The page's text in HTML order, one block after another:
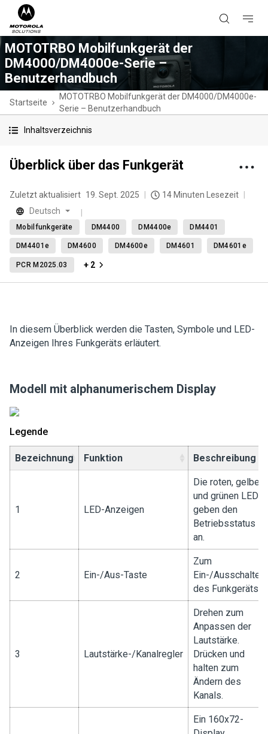
MOTOTRBO Mobilfunkgerät der
DM4000/DM4000e-Serie –
Benutzerhandbuch
Startseite
MOTOTRBO Mobilfunkgerät der DM4000/DM4000e-
Serie – Benutzerhandbuch
Inhaltsverzeichnis
Überblick über das Funkgerät
Zuletzt aktualisiert 19. Sept. 2025
14 Minuten Lesezeit
Deutsch
Mobilfunkgeräte DM4400 DM4400e DM4401
DM4401e DM4600 DM4600e DM4601 DM4601e
PCR M2025.03 + 2
In diesem Überblick werden die Tasten, Symbole und LED-
Anzeigen Ihres Funkgeräts erläutert.
Modell mit alphanumerischem Display
Legende
Bezeichnung Funktion Beschreibung
1 LED-Anzeigen
Die roten, gelben
und grünen LEDs
geben den
Betriebsstatus
an.
2 Ein-/Aus-Taste
Zum
Ein-/Ausschalten
des Funkgeräts.
3 Lautstärke-/Kanalregler
Drehen zum
Anpassen der
Lautstärke.
Drücken und
halten zum
Ändern des
Kanals.
Ein 160x72-